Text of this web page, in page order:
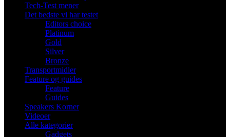
Tech-Test mener
Det bedste vi har testet
Editors choice
Platinum
Gold
Silver
Bronze
Transportmidler
Feature og guides
Feature
Guides
Speakers Korner
Videoer
Alle kategorier
Gadgets